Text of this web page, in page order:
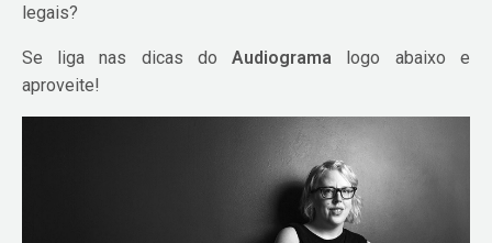
legais?
Se liga nas dicas doAudiograma logo abaixo e
aproveite!